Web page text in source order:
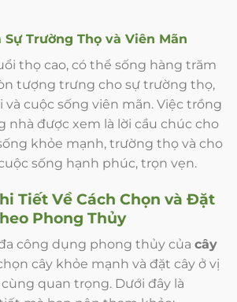
Sự Trường Thọ và Viên Mãn
thọ cao, có thể sống hàng trăm
tượng trưng cho sự trường thọ,
và cuộc sống viên mãn. Việc trồng
nhà được xem là lời cầu chúc cho
khỏe mạnh, trường thọ và cho
sống hạnh phúc, trọn vẹn.
Tiết Về Cách Chọn và Đặt
Phong Thủy
công dụng phong thủy của cây
cây khỏe mạnh và đặt cây ở vị
quan trọng. Dưới đây là